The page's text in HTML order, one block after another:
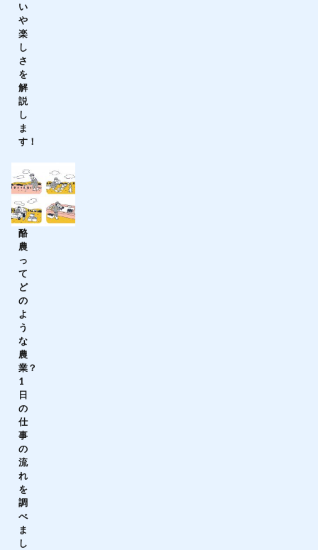
い
や
楽
し
さ
を
解
説
し
ま
す！
酪
農
っ
て
ど
の
よ
う
な
農
業？
1
日
の
仕
事
の
流
れ
を
調
べ
ま
し